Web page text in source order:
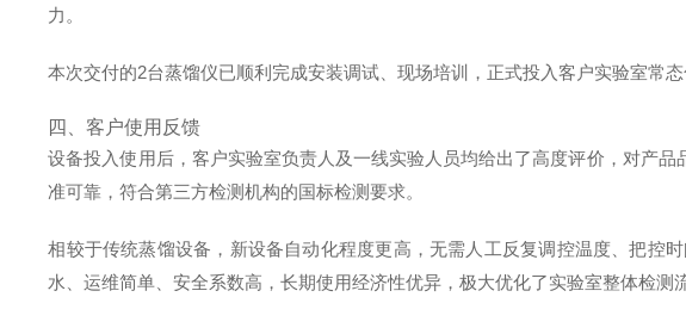
力。
本次交付的2台蒸馏仪已顺利完成安装调试、现场培训，正式投入客户实验室常
四、客户使用反馈
设备投入使用后，客户实验室负责人及一线实验人员均给出了高度评价，对产
准可靠，符合第三方检测机构的国标检测要求。
相较于传统蒸馏设备，新设备自动化程度更高，无需人工反复调控温度、把控
水、运维简单、安全系数高，长期使用经济性优异，极大优化了实验室整体检测